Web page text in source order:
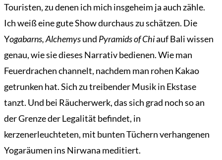
Touristen, zu denen ich mich insgeheim ja auch zähle.
Ich weiß eine gute Show durchaus zu schätzen. Die
Yogabarns, Alchemysund Pyramids of Chiauf Bali wissen
genau, wie sie dieses Narrativ bedienen. Wie man
Feuerdrachen channelt, nachdem man rohen Kakao
getrunken hat. Sich zu treibender Musik in Ekstase
tanzt. Und bei Räucherwerk, das sich grad noch so an
der Grenze der Legalität befindet, in
kerzenerleuchteten, mit bunten Tüchern verhangenen
Yogaräumen ins Nirwana meditiert.